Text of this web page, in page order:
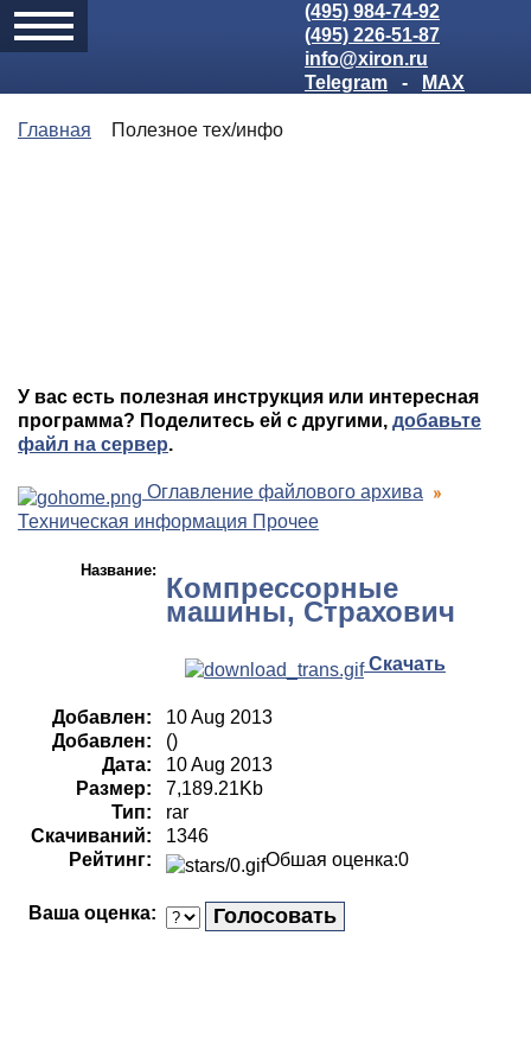
(495) 984-74-92
(495) 226-51-87
info@xiron.ru
Telegram
- MAX
Главная Полезное тех/инфо
У вас есть полезная инструкция или интересная
программа? Поделитесь ей с другими, добавьте
файл на сервер.
Оглавление файлового архива
Техническая информация Прочее
Название:
Компрессорные
машины, Страхович
Скачать
Добавлен:
10 Aug 2013
Добавлен:
()
Дата:
10 Aug 2013
Размер:
7,189.21Kb
Тип:
rar
Скачиваний:
1346
Рейтинг:
Обшая оценка:0
Ваша оценка: